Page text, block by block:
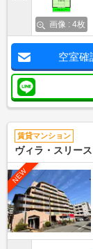
画像 : 4枚
空室確
賃貸マンション
ヴィラ・スリー
NEW